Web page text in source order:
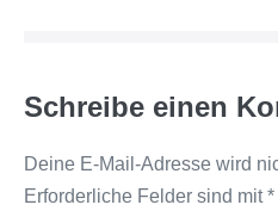
Schreibe einen
Deine E-Mail-Adresse wird
Erforderliche Felder sind mit*